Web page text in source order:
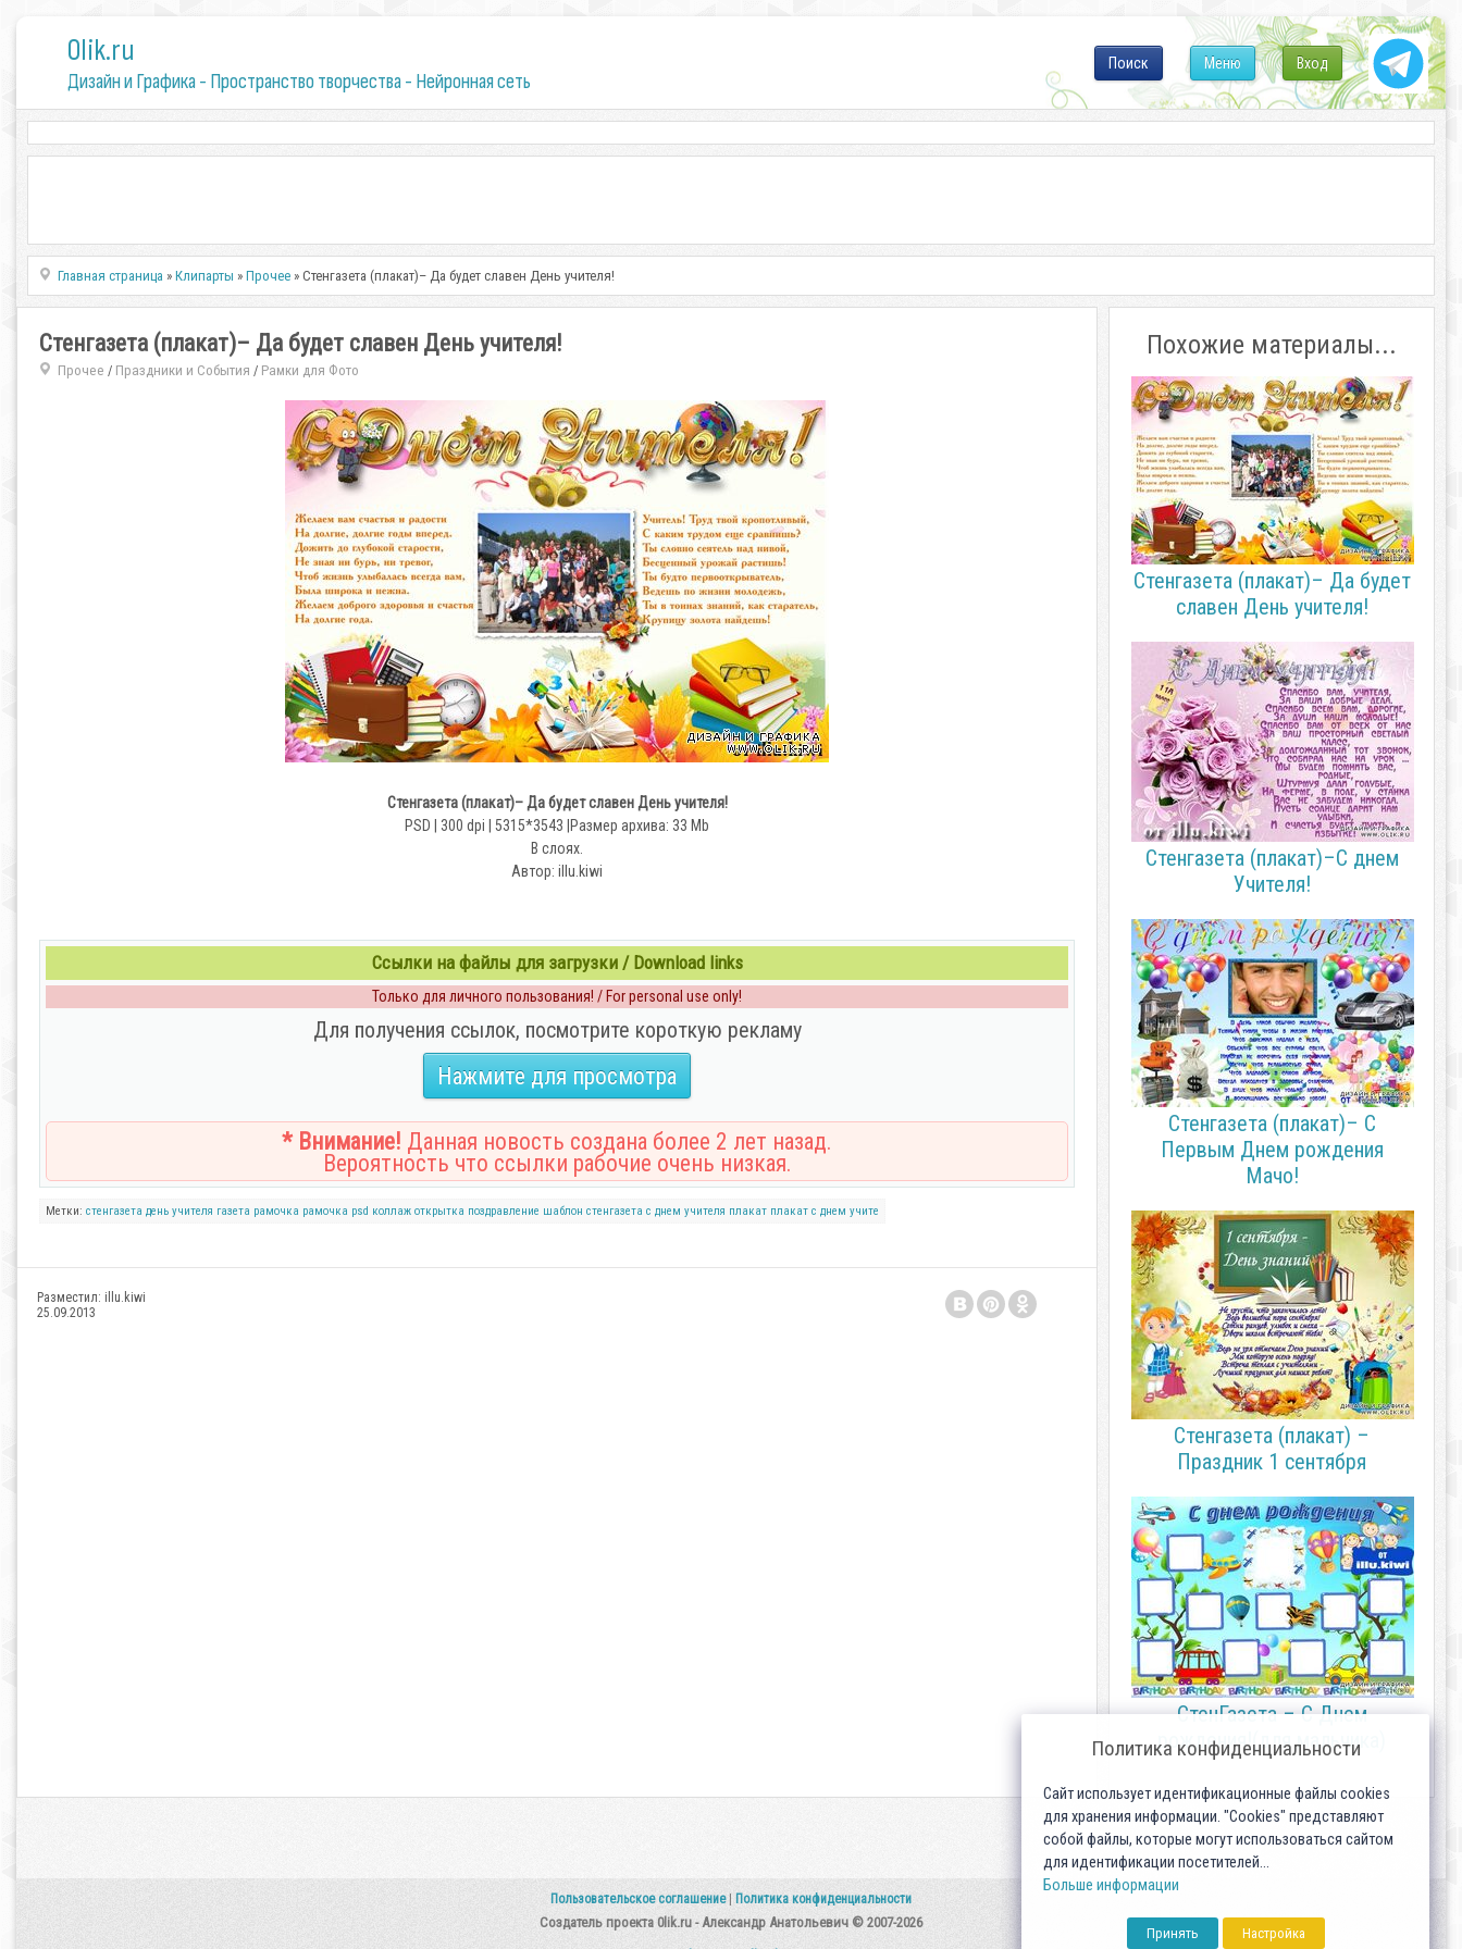
0lik.ru
Дизайн и Графика - Пространство творчества - Нейронная сеть
Вход
Меню
Поиск
Главная страница »Клипарты »Прочее » Стенгазета (плакат)– Да будет славен День учителя!
Стенгазета (плакат)– Да будет славен День учителя!
Прочее / Праздники и События / Рамки для Фото
Стенгазета (плакат)– Да будет славен День учителя!
PSD | 300 dpi | 5315*3543 |Размер архива: 33 Mb
В слоях.
Автор: illu.kiwi
Ссылки на файлы для загрузки / Download links
Только для личного пользования! / For personal use only!
Для получения ссылок, посмотрите короткую рекламу
Нажмите для просмотра
* Внимание! Данная новость создана более 2 лет назад.
Вероятность что ссылки рабочие очень низкая.
Метки: стенгазета день учителя газета рамочка рамочка psd коллаж открытка поздравление шаблон стенгазета с днем учителя плакат плакат с днем учите
Разместил: illu.kiwi
25.09.2013
Похожие материалы...
Стенгазета (плакат)– Да будет
славен День учителя!
Стенгазета (плакат)–С днем
Учителя!
Стенгазета (плакат)– С
Первым Днем рождения
Мачо!
Стенгазета (плакат) –
Праздник 1 сентября
СтенГазета – С Днем
рождения!(для мальчика)
Пользовательское соглашение Политика конфиденциальности
Создатель проекта 0lik.ru - Александр Анатольевич © 2007-2026
Политика конфиденциальности
Сайт использует идентификационные файлы cookies
для хранения информации. "Cookies" представляют
собой файлы, которые могут использоваться сайтом
для идентификации посетителей...
Больше информации
Принять Настройка